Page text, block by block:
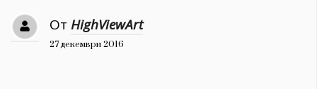
Дизайн
От HighViewArt
27 декември 2016